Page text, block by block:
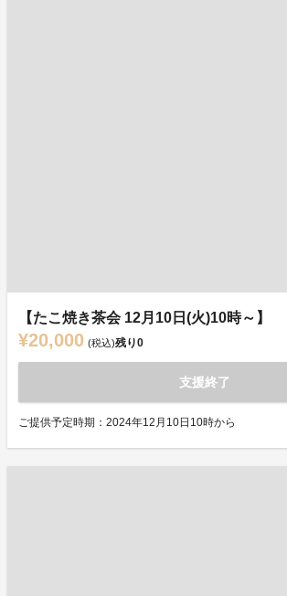
【たこ焼き茶会 12月10日(火)10時～】
¥20,000 (税込)残り0
支援終了
ご提供予定時期：2024年12月10日10時から